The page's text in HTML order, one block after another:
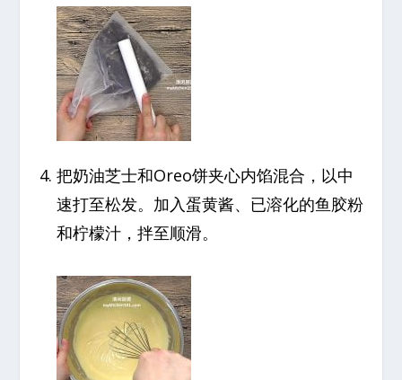
把奶油芝士和Oreo饼夹心内馅混合，以中
速打至松发。加入蛋黄酱、已溶化的鱼胶粉
和柠檬汁，拌至顺滑。